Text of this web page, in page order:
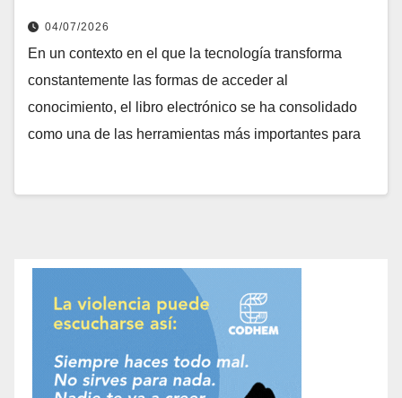
04/07/2026
En un contexto en el que la tecnología transforma
constantemente las formas de acceder al
conocimiento, el libro electrónico se ha consolidado
como una de las herramientas más importantes para